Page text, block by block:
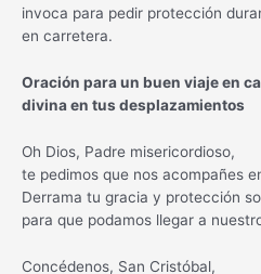
invoca para pedir protección
en carretera.
Oración para un buen viaje en
divina en tus desplazamientos
Oh Dios, Padre misericordioso,
te pedimos que nos acompañes
Derrama tu gracia y protección
para que podamos llegar a
Concédenos, San Cristóbal,